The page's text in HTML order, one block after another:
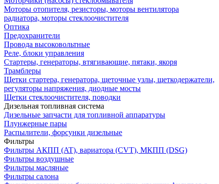
Моторы отопителя, резисторы, моторы вентилятора
радиатора, моторы стеклоочистителя
Оптика
Предохранители
Провода высоковольтные
Реле, блоки управления
Стартеры, генераторы, втягивающие, пятаки, якоря
Трамблеры
Щетки стартера, генератора, щеточные узлы, щеткодержатели,
регуляторы напряжения, диодные мосты
Щетки стеклоочистителя, поводки
Дизельная топливная система
Дизельные запчасти для топливной аппаратуры
Плунжерные пары
Распылители, форсунки дизельные
Фильтры
Фильтры АКПП (AT), вариатора (CVT), МКПП (DSG)
Фильтры воздушные
Фильтры масляные
Фильтры салона